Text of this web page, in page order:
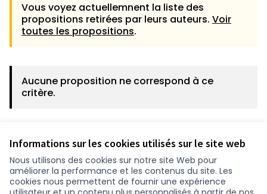
Informations sur les cookies utilisés sur le site web
Nous utilisons des cookies sur notre site Web pour
améliorer la performance et les contenus du site. Les
cookies nous permettent de fournir une expérience
Vous voyez actuellemnent la liste des
propositions retirées par leurs auteurs. Voir
toutes les propositions.
Aucune proposition ne correspond à ce
critère.